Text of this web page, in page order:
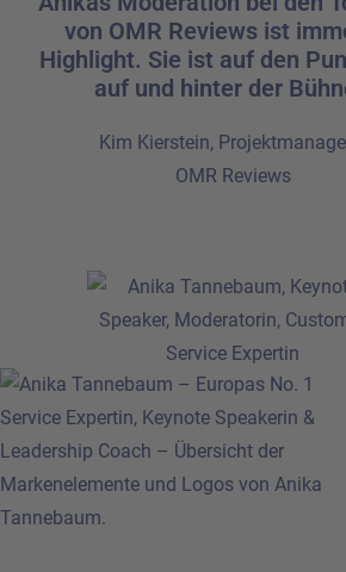
von OMR Reviews ist
Highlight. Sie ist auf den
auf und hinter der
Kim Kierstein,
OMR Reviews